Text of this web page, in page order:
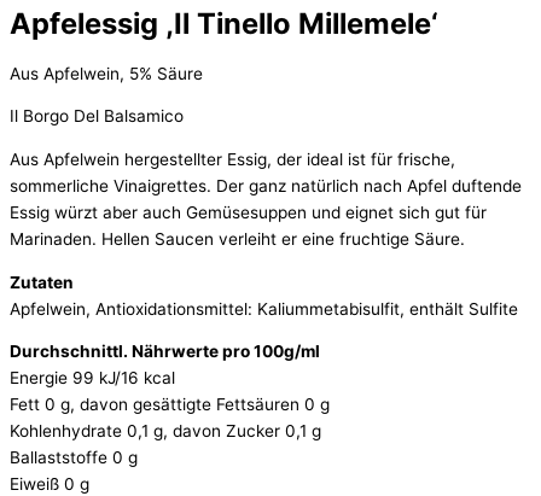
Apfelessig ,Il Tinello Millemele‘
Aus Apfelwein, 5% Säure
Il Borgo Del Balsamico
Aus Apfelwein hergestellter Essig, der ideal ist für frische,
sommerliche Vinaigrettes. Der ganz natürlich nach Apfel duftende
Essig würzt aber auch Gemüsesuppen und eignet sich gut für
Marinaden. Hellen Saucen verleiht er eine fruchtige Säure.
Zutaten
Apfelwein, Antioxidationsmittel: Kaliummetabisulfit, enthält Sulfite
Durchschnittl. Nährwerte pro 100g/ml
Energie 99 kJ/16 kcal
Fett 0 g, davon gesättigte Fettsäuren 0 g
Kohlenhydrate 0,1 g, davon Zucker 0,1 g
Ballaststoffe 0 g
Eiweiß 0 g